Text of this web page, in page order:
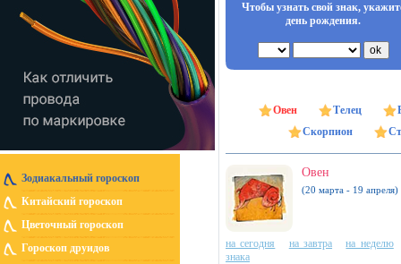
Зодиакальный гороскоп
Китайский гороскоп
Цветочный гороскоп
Гороскоп друидов
Чтобы узнать свой знак,
день рождения.
Овен Телец
Скорпион
Овен
(20 марта - 19 апреля)
на сегодня на завтра
на неделю
знака